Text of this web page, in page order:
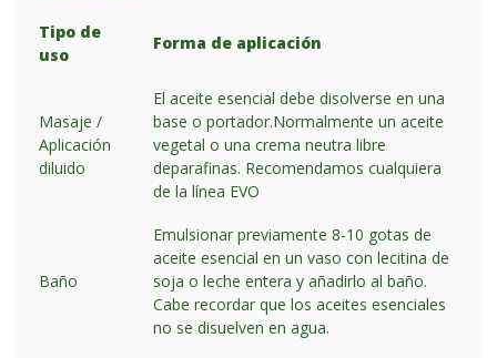
Tipo de
uso
Forma de aplicación
Masaje /
Aplicación
diluido
El aceite esencial debe disolverse en una
base o portador.Normalmente un aceite
vegetal o una crema neutra libre
deparafinas. Recomendamos cualquiera
de la línea EVO
Baño
Emulsionar previamente 8-10 gotas de
aceite esencial en un vaso con lecitina de
soja o leche entera y añadirlo al baño.
Cabe recordar que los aceites esenciales
no se disuelven en agua.